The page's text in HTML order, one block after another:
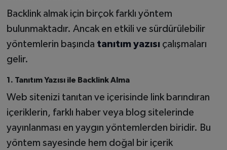
Backlink almak için birçok farklı yöntem
bulunmaktadır. Ancak en etkili ve sürdürülebilir
yöntemlerin başında tanıtım yazısıçalışmaları
gelir.
1. Tanıtım Yazısı ile Backlink Alma
Web sitenizi tanıtan ve içerisinde link barındıran
içeriklerin, farklı haber veya blog sitelerinde
yayınlanması en yaygın yöntemlerden biridir. Bu
yöntem sayesinde hem doğal bir içerik